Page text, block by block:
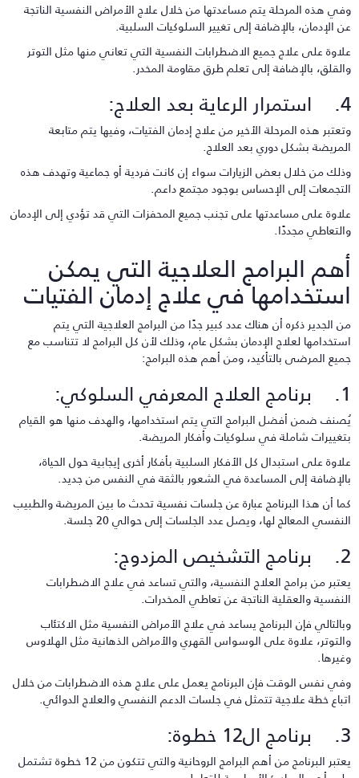
هذه المرحلة يتم مساعدتها من خلال علاج الأمراض النفسية الناتجة
الإدمان، بالإضافة إلى تغيير السلوكيات السلبية.
على علاج جميع الاضطرابات النفسية التي تعاني منها مثل التوتر
بالإضافة إلى تعلم طرق مقاومة المخدر.
هذه المرحلة الأخير من علاج إدمان الفتيات، وفيها يتم متابعة
بشكل دوري بعد العلاج.
من خلال بعض الزيارات سواء إن كانت فردية أو جماعية وتهدف هذه
إلى الإحساس بوجود مجتمع داعم.
على مساعدتها على تجنب جميع المحفزات التي قد تؤدي إلى الإدمان
مجددًا.
البرامج العلاجية التي يمكن
في علاج إدمان الفتيات
الجدير ذكره أن هناك عدد كبير جدًا من البرامج العلاجية التي يتم
لعلاج الإدمان بشكل عام، وذلك لأن كل البرامج لا تتناسب مع
المرضى بالتأكيد، ومن أهم هذه البرامج:
ضمن أفضل البرامج التي يتم استخدامها، والهدف منها هو القيام
شاملة في سلوكيات وأفكار المريضة.
على استبدال كل الأفكار السلبية بأفكار أخرى إيجابية حول الحياة،
إلى المساعدة في الشعور بالثقة في النفس من جديد.
أن هذا البرنامج عبارة عن جلسات نفسية تحدث ما بين المريضة والطبيب
المعالج لها، ويصل عدد الجلسات إلى حوالي 20 جلسة.
من برامج العلاج النفسية، والتي تساعد في علاج الاضطرابات
والعقلية الناتجة عن تعاطي المخدرات.
فإن البرنامج يساعد في علاج الأمراض النفسية مثل الاكتئاب
علاوة على الوسواس القهري والأمراض الذهانية مثل الهلاوس
نفس الوقت فإن البرنامج يعمل على علاج هذه الاضطرابات من خلال
خطة علاجية تتمثل في جلسات الدعم النفسي والعلاج الدوائي.
يعتبر البرنامج من أهم البرامج الروحانية والتي تتكون من 12 خطوة تشتمل